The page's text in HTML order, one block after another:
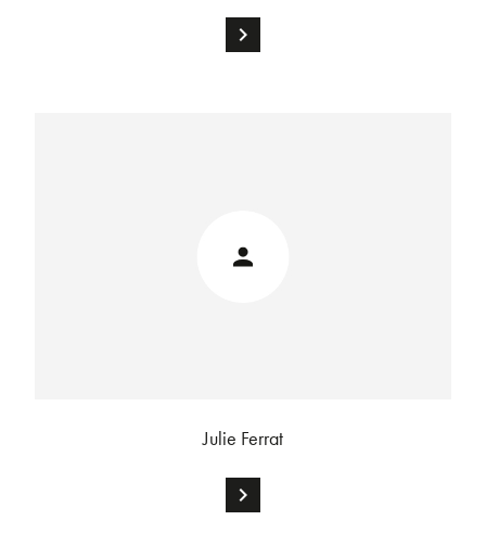
chevron_right
Julie Ferrat
chevron_right